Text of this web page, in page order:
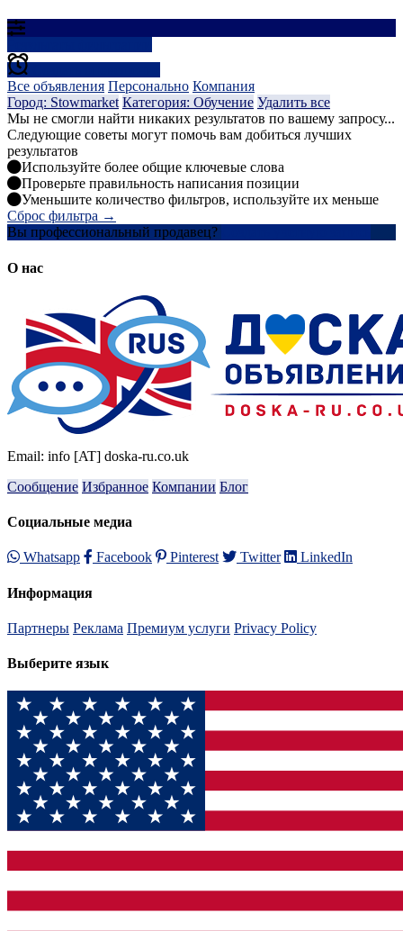
Все объявления Персонально Компания
Город: Stowmarket Категория: Обучение Удалить все
Мы не смогли найти никаких результатов по вашему запросу...
Следующие советы могут помочь вам добиться лучших
результатов
Используйте более общие ключевые слова
Проверьте правильность написания позиции
Уменьшите количество фильтров, используйте их меньше
Сброс фильтра →
Вы профессиональный продавец?
О нас
Email: info [AT] doska-ru.co.uk
Сообщение Избранное Компании Блог
Социальные медиа
Whatsapp Facebook Pinterest Twitter LinkedIn
Информация
Партнеры Реклама Премиум услуги Privacy Policy
Выберите язык